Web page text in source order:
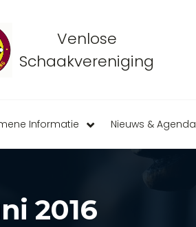
Venlose
Schaakvereniging
Informatie Nieuws & Agenda
2016